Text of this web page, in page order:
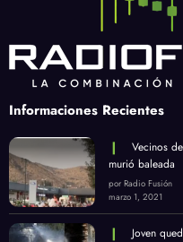
Informaciones Recientes
Vecinos
murió baleada
por Radio Fusión
marzo 1, 2021
Joven